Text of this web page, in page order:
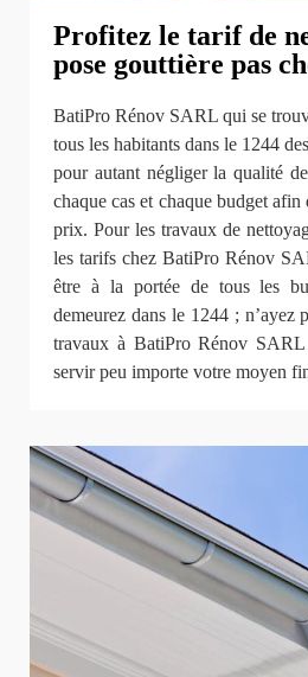
Profitez le tarif de
pose gouttière pas
BatiPro Rénov SARL qui se
tous les habitants dans le 1244
pour autant négliger la qualité
chaque cas et chaque budget
prix. Pour les travaux de
les tarifs chez BatiPro Rénov
être à la portée de tous les
demeurez dans le 1244 ; n’ayez
travaux à BatiPro Rénov
servir peu importe votre moyen